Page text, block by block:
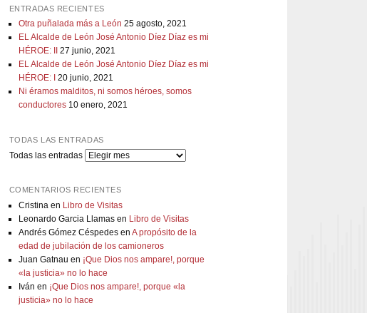
ENTRADAS RECIENTES
Otra puñalada más a León 25 agosto, 2021
EL Alcalde de León José Antonio Díez Díaz es mi
HÉROE: II
27 junio, 2021
EL Alcalde de León José Antonio Díez Díaz es mi
HÉROE: I
20 junio, 2021
Ni éramos malditos, ni somos héroes, somos
conductores 10 enero, 2021
TODAS LAS ENTRADAS
Todas las entradas
COMENTARIOS RECIENTES
Cristinaen Libro de Visitas
Leonardo Garcia Llamasen Libro de Visitas
Andrés Gómez Céspedesen A propósito de la
edad de jubilación de los camioneros
Juan Gatnau en ¡Que Dios nos ampare!, porque
«la justicia» no lo hace
Iván en ¡Que Dios nos ampare!, porque «la
justicia» no lo hace